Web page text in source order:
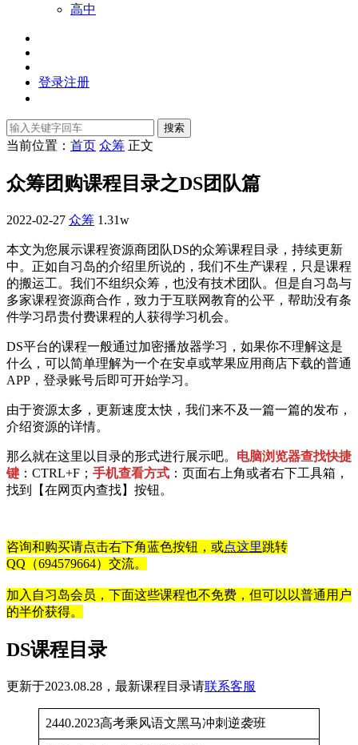
高中
登录注册
搜索
当前位置： 首页 众筹 正文
众筹团购课程目录之DS团队篇
2022-02-27 众筹 1.31w
本文为您展示课程资源商团队DS的众筹课程目录，持续更新
中。正如自习岛的介绍里所说的，我们不生产课程，只是课程
的搬运工。我们不组织众筹，也没有技术团队。但是自习岛与
多家课程资源商合作，致力于互联网教育的公平，帮助没有条
件学习昂贵付费课程的人获得学习机会。
DS平台的课程一般通过加密播放器学习，如果你不理解这是
什么，可以简单理解为一个在安卓或苹果应用商店下载的普通
APP，登录账号后即可开始学习。
由于资源太多，更新速度太快，我们来不及一篇一篇的发布，
介绍资源的详情。
那么就在这里以目录的形式进行展示吧。 电脑浏览器查找快捷
键 ：CTRL+F； 手机查看方式 ：页面右上角或者右下工具箱，
找到【在网页内查找】按钮。
咨询和购买请点击右下角蓝色按钮，或点这里跳转
QQ（694579664）交流。
加入自习岛会员，下面这些课程也不免费，但可以以普通用户
的半价获得。
DS课程目录
更新于2023.08.28，最新课程目录请联系客服
2440.2023高考乘风语文黑马冲刺逆袭班